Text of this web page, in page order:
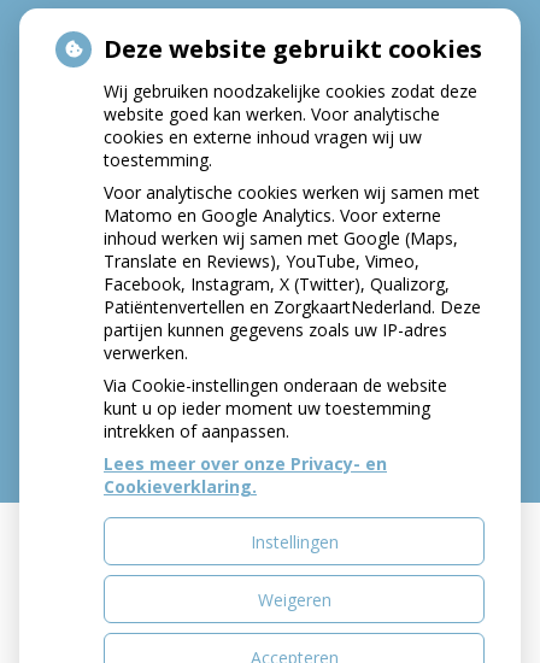
HOE GEZOND IS JE MOND?
Uw Zorg Online|Beheer
BezoekBezoek
Deze website gebruikt cookies
Wij gebruiken noodzakelijke cookies zodat deze
website goed kan werken. Voor analytische
cookies en externe inhoud vragen wij uw
toestemming.
Voor analytische cookies werken wij samen met
Matomo en Google Analytics. Voor externe
inhoud werken wij samen met Google (Maps,
Translate en Reviews), YouTube, Vimeo,
Facebook, Instagram, X (Twitter), Qualizorg,
Patiëntenvertellen en ZorgkaartNederland. Deze
partijen kunnen gegevens zoals uw IP-adres
verwerken.
Via Cookie-instellingen onderaan de website
kunt u op ieder moment uw toestemming
intrekken of aanpassen.
Lees meer over onze Privacy- en
Cookieverklaring.
Instellingen
Weigeren
Accepteren